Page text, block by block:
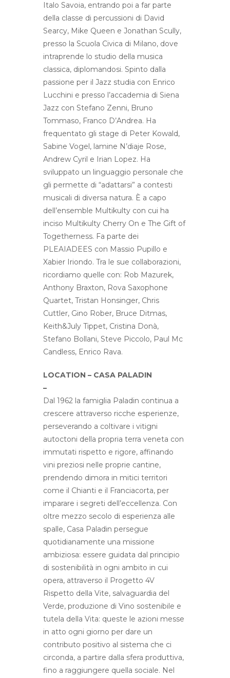
Italo Savoia, entrando poi a far parte
della classe di percussioni di David
Searcy, Mike Queen e Jonathan Scully,
presso la Scuola Civica di Milano, dove
intraprende lo studio della musica
classica, diplomandosi. Spinto dalla
passione per il Jazz studia con Enrico
Lucchini e presso l’accademia di Siena
Jazz con Stefano Zenni, Bruno
Tommaso, Franco D’Andrea. Ha
frequentato gli stage di Peter Kowald,
Sabine Vogel, lamine N’diaje Rose,
Andrew Cyril e Irian Lopez. Ha
sviluppato un linguaggio personale che
gli permette di “adattarsi” a contesti
musicali di diversa natura. È a capo
dell’ensemble Multikulty con cui ha
inciso Multikulty Cherry On e The Gift of
Togetherness. Fa parte dei
PLEAIADEES con Massio Pupillo e
Xabier Iriondo. Tra le sue collaborazioni,
ricordiamo quelle con: Rob Mazurek,
Anthony Braxton, Rova Saxophone
Quartet, Tristan Honsinger, Chris
Cuttler, Gino Rober, Bruce Ditmas,
Keith&July Tippet, Cristina Donà,
Stefano Bollani, Steve Piccolo, Paul Mc
Candless, Enrico Rava.
LOCATION – CASA PALADIN
–
Dal 1962 la famiglia Paladin continua a
crescere attraverso ricche esperienze,
perseverando a coltivare i vitigni
autoctoni della propria terra veneta con
immutati rispetto e rigore, affinando
vini preziosi nelle proprie cantine,
prendendo dimora in mitici territori
come il Chianti e il Franciacorta, per
imparare i segreti dell’eccellenza. Con
oltre mezzo secolo di esperienza alle
spalle, Casa Paladin persegue
quotidianamente una missione
ambiziosa: essere guidata dal principio
di sostenibilità in ogni ambito in cui
opera, attraverso il Progetto 4V
Rispetto della Vite, salvaguardia del
Verde, produzione di Vino sostenibile e
tutela della Vita: queste le azioni messe
in atto ogni giorno per dare un
contributo positivo al sistema che ci
circonda, a partire dalla sfera produttiva,
fino a raggiungere quella sociale. Nel